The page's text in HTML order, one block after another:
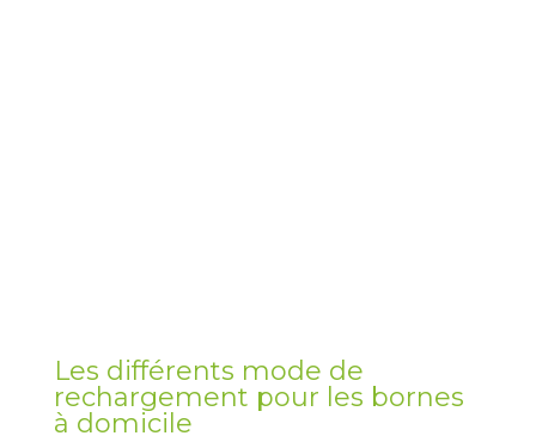
Les différents mode de
rechargement pour les bornes
à domicile